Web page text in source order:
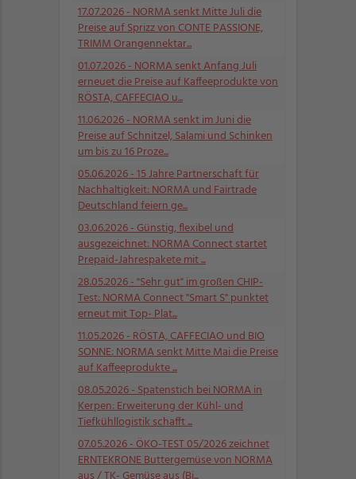
17.07.2026- NORMA senkt Mitte Juli die
Preise auf Sprizz von CONTE PASSIONE,
TRIMM Orangennektar...
01.07.2026- NORMA senkt Anfang Juli
erneuet die Preise auf Kaffeeprodukte von
RÖSTA, CAFFECIAO u...
11.06.2026- NORMA senkt im Juni die
Preise auf Schnitzel, Salami und Schinken
um bis zu 16 Proze...
05.06.2026- 15 Jahre Partnerschaft für
Nachhaltigkeit: NORMA und Fairtrade
Deutschland feiern ge...
03.06.2026- Günstig, flexibel und
ausgezeichnet: NORMA Connect startet
Prepaid-Jahrespakete mit ...
28.05.2026- "Sehr gut" im großen CHIP-
Test: NORMA Connect "Smart S" punktet
erneut mit Top- Plat...
11.05.2026- RÖSTA, CAFFECIAO und BIO
SONNE: NORMA senkt Mitte Mai die Preise
auf Kaffeeprodukte ...
08.05.2026- Spatenstich bei NORMA in
Kerpen: Erweiterung der Kühl- und
Tiefkühllogistik schafft ...
07.05.2026- ÖKO-TEST 05/2026 zeichnet
ERNTEKRONE Buttergemüse von NORMA